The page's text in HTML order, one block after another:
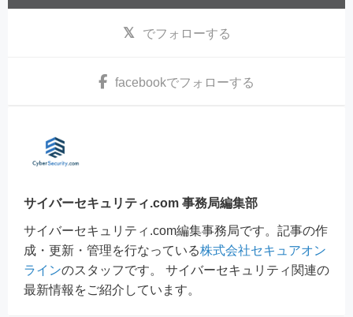
でフォローする
facebookでフォローする
サイバーセキュリティ.com 事務局編集部
サイバーセキュリティ.com編集事務局です。記事の作
成・更新・管理を行なっている株式会社セキュアオン
ラインのスタッフです。 サイバーセキュリティ関連の
最新情報をご紹介しています。